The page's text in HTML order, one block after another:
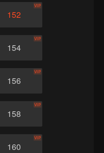
152
VIP
154
VIP
156
VIP
158
VIP
160
VIP